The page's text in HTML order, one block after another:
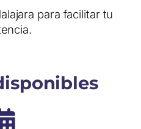
para facilitar tu